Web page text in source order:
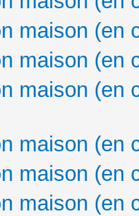
maison (en
maison (en
maison (en
maison (en
maison (en
maison (en